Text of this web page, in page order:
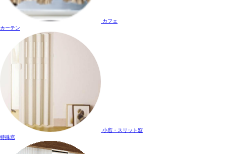
カフェ
カーテン
小窓・スリット窓
特殊窓